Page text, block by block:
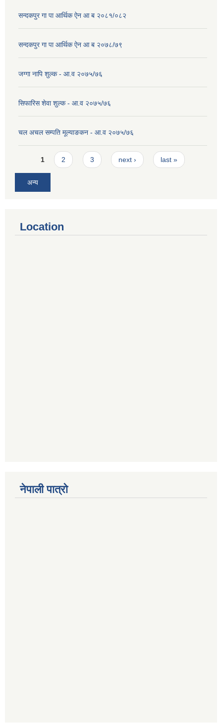
सन्दकपुर गा पा आर्थिक ऐन आ ब २०८१/०८२
सन्दकपुर गा पा आर्थिक ऐन आ ब २०७८/७९
जग्गा नापि शुल्क - आ.व २०७५/७६
सिफारिस शेवा शुल्क - आ.व २०७५/७६
चल अचल सम्पति मूल्याङकन - आ.व २०७५/७६
Pages
1 2 3 next › last »
अन्य
Location
नेपाली पात्रो